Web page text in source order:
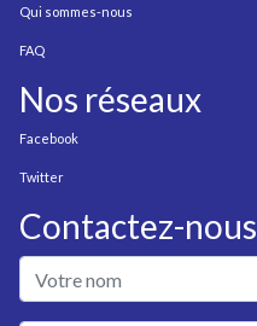
Qui sommes-nous
FAQ
Nos réseaux
Facebook
Twitter
Contactez-nous